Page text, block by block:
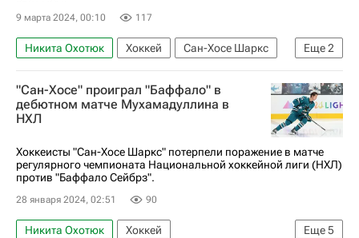
9 марта 2024, 00:10 117
Еще2
Никита Охотюк Хоккей
Сан-Хосе Шаркс
Калгари Флэймз
Национальная хоккейная лига (НХЛ)
"Сан-Хосе" проиграл "Баффало" в
дебютном матче Мухамадуллина в
НХЛ
Хоккеисты "Сан-Хосе Шаркс" потерпели поражение в матче
регулярного чемпионата Национальной хоккейной лиги (НХЛ)
против "Баффало Сейбрз".
28 января 2024, 02:51 90
Еще5
Никита Охотюк
Хоккей